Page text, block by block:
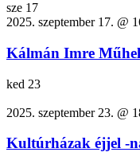
sze 17
2025. szeptember 17. @
Kálmán Imre
ked 23
2025. szeptember 23. @
Kultúrházak éjjel -